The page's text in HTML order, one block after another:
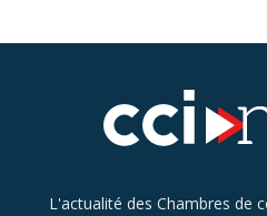
L'actualité des Chambres de